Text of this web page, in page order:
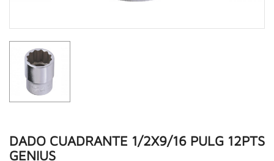
DADO CUADRANTE 1/2X9/16 PULG 12PTS
GENIUS